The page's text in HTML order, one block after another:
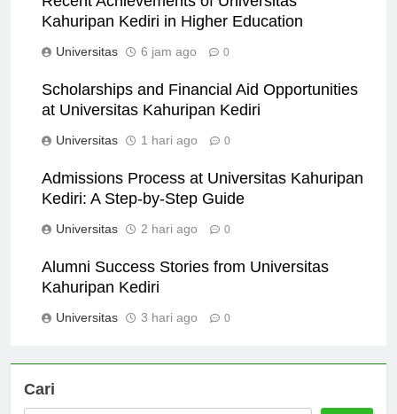
Kahuripan Kediri in Higher Education
Universitas 6 jam ago 0
Scholarships and Financial Aid Opportunities
at Universitas Kahuripan Kediri
Universitas 1 hari ago 0
Admissions Process at Universitas Kahuripan
Kediri: A Step-by-Step Guide
Universitas 2 hari ago 0
Alumni Success Stories from Universitas
Kahuripan Kediri
Universitas 3 hari ago 0
Cari